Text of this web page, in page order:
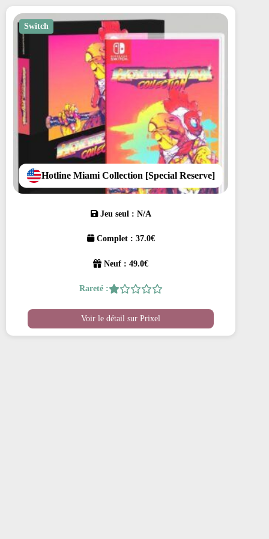
Hotline Miami Collection [Special Reserve]
Switch
Jeu seul : N/A
Complet : 37.0€
Neuf : 49.0€
Rareté :
Voir le détail sur Prixel